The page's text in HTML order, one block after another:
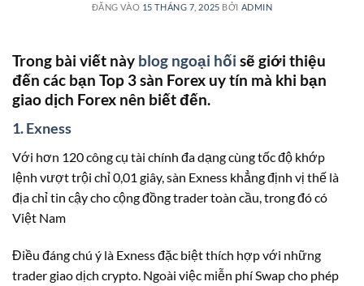
ĐĂNG VÀO 15 THÁNG 7, 2025 BỞI ADMIN
Trong bài viết này blog ngoại hối sẽ giới thiệu
đến các bạn Top 3 sàn Forex uy tín mà khi bạn
giao dịch Forex nên biết đến.
1. Exness
Với hơn 120 công cụ tài chính đa dạng cùng tốc độ khớp
lệnh vượt trội chỉ 0,01 giây, sàn Exness khẳng định vị thế là
địa chỉ tin cậy cho cộng đồng trader toàn cầu, trong đó có
Việt Nam
Điều đáng chú ý là Exness đặc biệt thích hợp với những
trader giao dịch crypto. Ngoài việc miễn phí Swap cho phép